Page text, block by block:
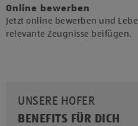
Online bewerben
Jetzt online bewerben und
relevante Zeugnisse beifügen.
UNSERE HOFER
BENEFITS FÜR DICH